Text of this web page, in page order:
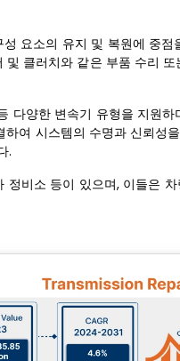
요소의 유지 및 복원에 중
클러치와 같은 부품 수리
양한 변속기 유형을 지원
여 시스템의 수명과 신뢰성
.
비소 등이 있으며, 이들은